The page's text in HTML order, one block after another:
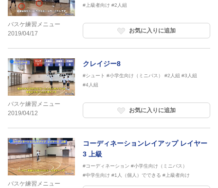
バスケ練習メニュー
2019/04/17
#上級者向け #2人組
お気に入りに追加
バスケ練習メニュー
2019/04/12
クレイジー8
#シュート #小学生向け（ミニバス） #2人組 #3人組
#4人組
お気に入りに追加
バスケ練習メニュー
コーディネーションレイアップ レイヤー
3 上級
#コーディネーション #小学生向け（ミニバス）
#中学生向け #1人（個人）でできる #上級者向け